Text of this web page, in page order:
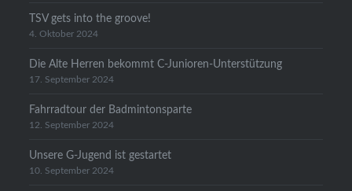
TSV gets into the groove!
4. Oktober 2024
Die Alte Herren bekommt C-Junioren-Unterstützung
17. September 2024
Fahrradtour der Badmintonsparte
12. September 2024
Unsere G-Jugend ist gestartet
10. September 2024